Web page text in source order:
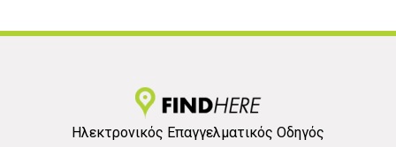
Ηλεκτρονικός Επαγγελματικός Οδηγός